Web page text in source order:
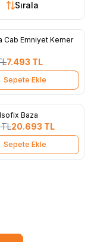
Sırala
Ekle
Cab Emniyet Kemer
7.493 TL
Sepete Ekle
Ekle
Baza
20.693 TL
Sepete Ekle